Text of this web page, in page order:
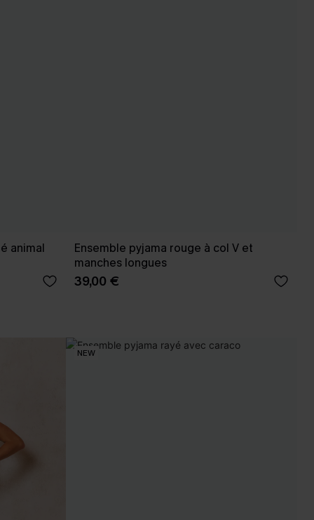
animal
Ensemble pyjama rouge à col V et
manches longues
39,00 €
NEW